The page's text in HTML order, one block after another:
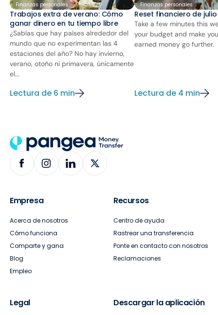
Finanzas personales
Trabajos extra de verano: Cómo
ganar dinero en tu tiempo libre
¿Sabías que hay países alrededor del
mundo que no experimentan las 4
estaciones del año? No hay invierno,
verano, otoño ni primavera, únicamente
el...
Lectura de 6 min
Finanzas personales
Reset financiero de
Take a few minutes this
your budget and make
earned money go further.
Lectura de 4 min
Empresa
Acerca de nosotros
Cómo funciona
Comparte y gana
Blog
Empleo
Recursos
Centro de ayuda
Rastrear una transferencia
Ponte en contacto con nosotros
Reclamaciones
Legal Descargar la aplicación